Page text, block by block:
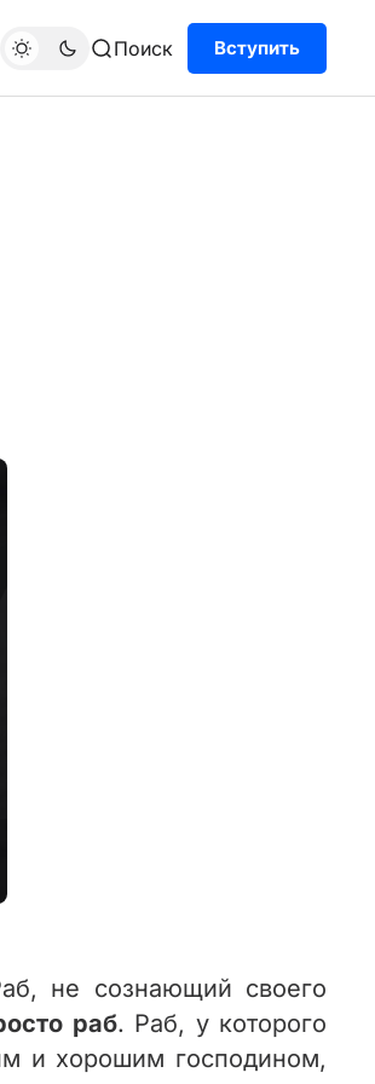
Поиск Вступить
не сознающий своего
раб. Раб, у которого
и хорошим господином,